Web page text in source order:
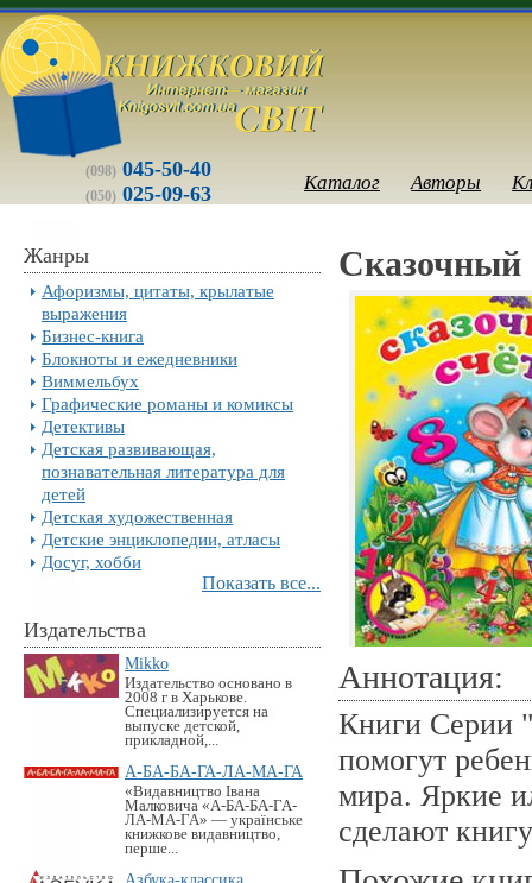
(098) 045-50-40
(050) 025-09-63 Каталог Авторы
Жанры
Афоризмы, цитаты, крылатые
выражения
Бизнес-книга
Блокноты и ежедневники
Виммельбух
Графические романы и комиксы
Детективы
Детская развивающая,
познавательная литература для
детей
Детская художественная
Детские энциклопедии, атласы
Досуг, хобби
Показать все...
Издательства
Mikko
Издательство основано в
2008 г в Харькове.
Специализируется на
выпуске детской,
прикладной,...
А-БА-БА-ГА-ЛА-МА-ГА
«Видавництво Івана
Малковича «А-БА-БА-ГА-
ЛА-МА-ГА» — українське
книжкове видавництво,
перше...
Сказочный
Аннотация:
Книги Серии
помогут
мира. Яркие
сделают